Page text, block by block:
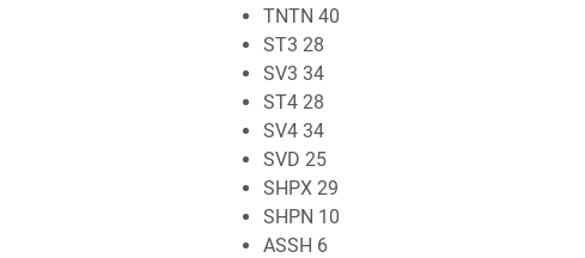
TNTN 40
ST3 28
SV3 34
ST4 28
SV4 34
SVD 25
SHPX 29
SHPN 10
ASSH 6